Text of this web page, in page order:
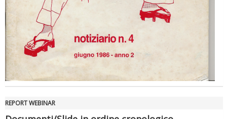
REPORT WEBINAR